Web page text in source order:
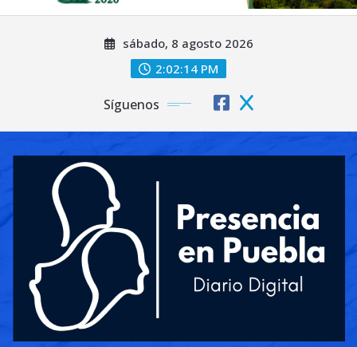
sábado, 8 agosto 2026
2:02:16 PM
Síguenos